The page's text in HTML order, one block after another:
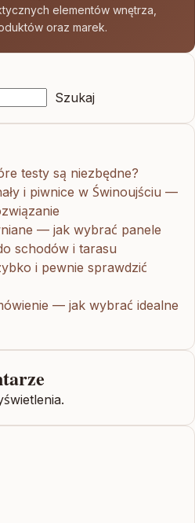
elementów wnętrza,
oraz marek.
Szukaj
testy są niezbędne?
i piwnice w Świnoujściu —
— jak wybrać panele
schodów i tarasu
i pewnie sprawdzić
— jak wybrać idealne